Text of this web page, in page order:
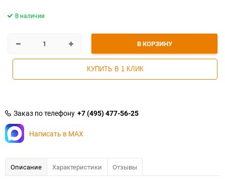
В КОРЗИНУ
КУПИТЬ В 1 КЛИК
В наличии
Заказ по телефону +7 (495) 477-56-25
Написать в MAX
Описание Характеристики Отзывы